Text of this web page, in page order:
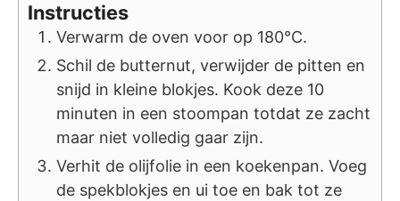
Instructies
Verwarm de oven voor op 180°C.
Schil de butternut, verwijder de pitten en
snijd in kleine blokjes. Kook deze 10
minuten in een stoompan totdat ze zacht
maar niet volledig gaar zijn.
Verhit de olijfolie in een koekenpan. Voeg
de spekblokjes en ui toe en bak tot ze